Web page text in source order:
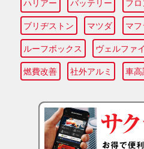
ハリアー バッテリー フ
ブリヂストン マツダ マ
ルーフボックス ヴェルファ
燃費改善 社外アルミ 車高